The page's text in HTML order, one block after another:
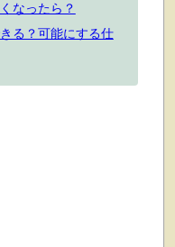
なったら？
る？可能にする仕